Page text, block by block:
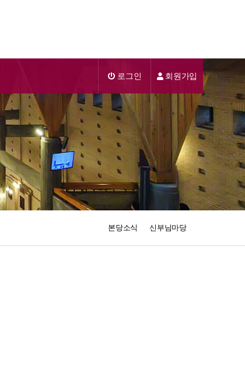
로그인 회원가입
본당소식 신부님마당